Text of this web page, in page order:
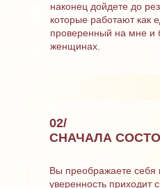
02/
СНАЧАЛА
наконец дойдете до
которые работают как
проверенный на мне и
женщинах.
Вы преображаете себя
уверенность приходит